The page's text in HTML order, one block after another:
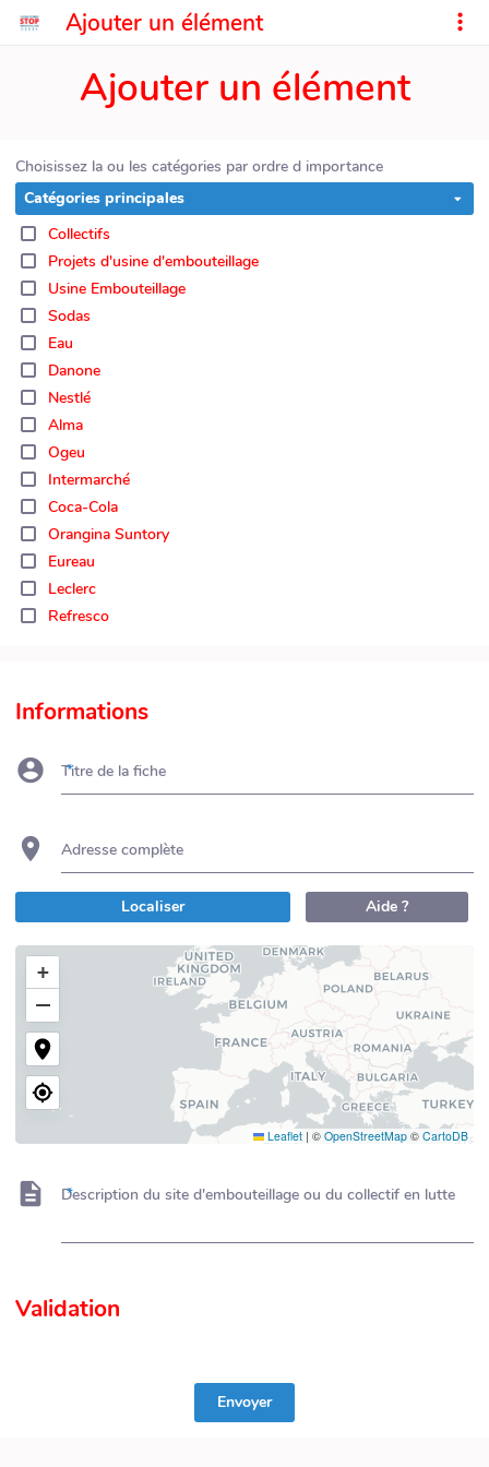
Ajouter un élément
Ajouter un élément
Choisissez la ou les catégories par ordre d importance
Catégories principales
Collectifs
Projets d'usine d'embouteillage
Usine Embouteillage
Sodas
Eau
Danone
Nestlé
Alma
Ogeu
Intermarché
Coca-Cola
Orangina Suntory
Eureau
Leclerc
Refresco
Informations
Titre de la fiche
Adresse complète
Localiser Aide ?
+
−
Leaflet | © OpenStreetMap © CartoDB
Description du site d'embouteillage ou du collectif en lutte
Validation
Envoyer